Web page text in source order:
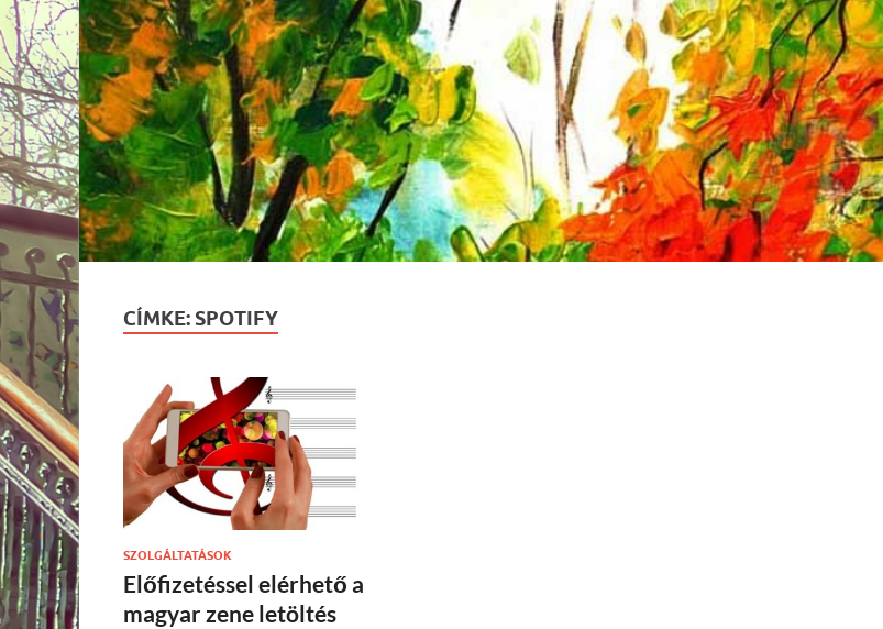
CÍMKE: SPOTIFY
SZOLGÁLTATÁSOK
Előfizetéssel elérhető a
magyar zene letöltés